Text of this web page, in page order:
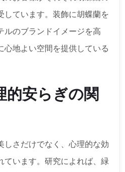
しています。装飾に胡蝶蘭を
ルのブランドイメージを高
心地よい空間を提供している
的安らぎの関
しさだけでなく、心理的な効
ています。研究によれば、緑